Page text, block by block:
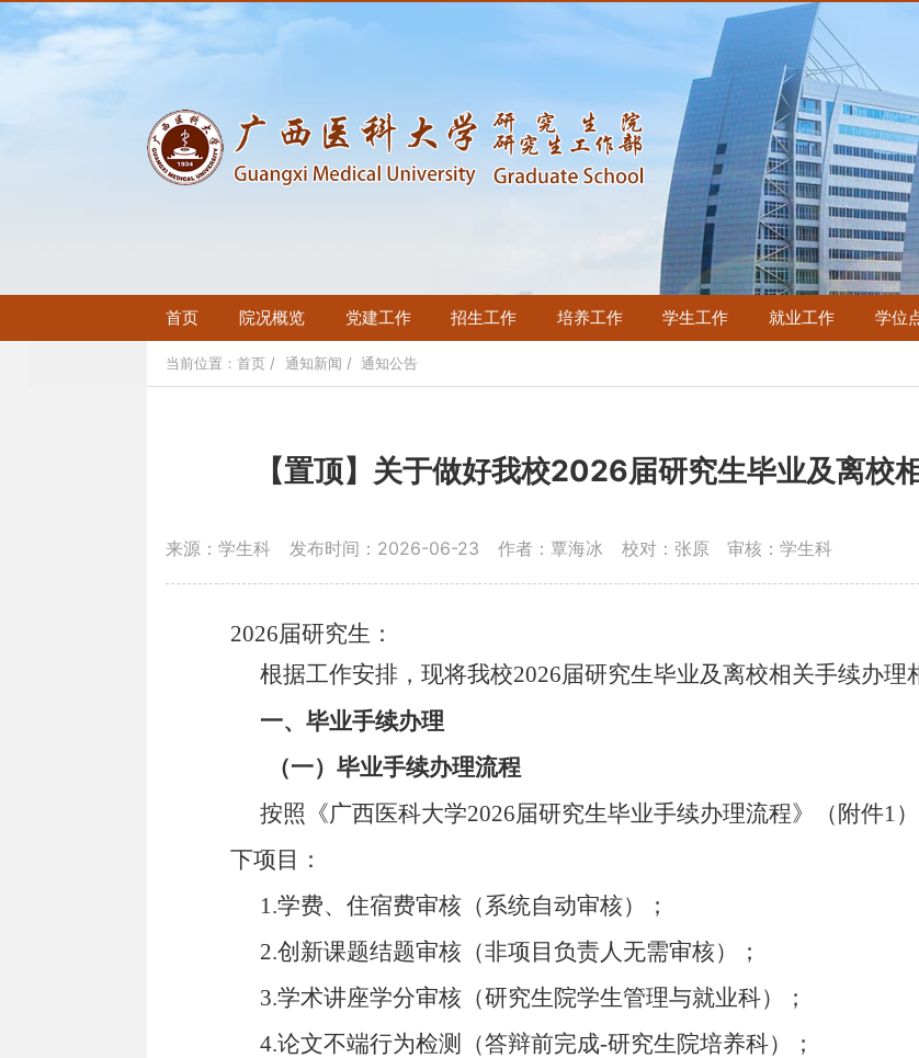
首页 院况概览 党建工作 招生工作 培养工作 学生工作 就业工作 学位
当前位置：首页 通知新闻 通知公告
【置顶】关于做好我校2026届研究生毕业及离校
来源：学生科 发布时间：2026-06-23 作者：覃海冰 校对：张原 审核：学生科
2026届研究生：
根据工作安排，现将我校2026届研究生毕业及离校相关手续办理
一、毕业手续办理
（一）毕业手续办理流程
按照《广西医科大学2026届研究生毕业手续办理流程》（附件1
下项目：
1.学费、住宿费审核（系统自动审核）；
2.创新课题结题审核（非项目负责人无需审核）；
3.学术讲座学分审核（研究生院学生管理与就业科）；
4.论文不端行为检测（答辩前完成-研究生院培养科）；